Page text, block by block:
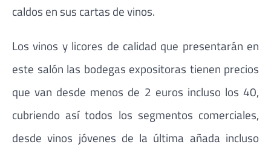
caldos en sus cartas de vinos.
Los vinos y licores de calidad que presentarán en
este salón las bodegas expositoras tienen precios
que van desde menos de 2 euros incluso los 40,
cubriendo así todos los segmentos comerciales,
desde vinos jóvenes de la última añada incluso